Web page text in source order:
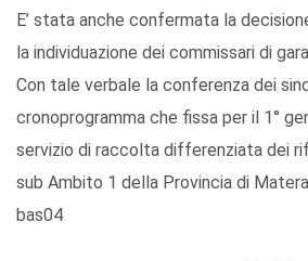
E’ stata anche confermata la
la individuazione dei commissari di
Con tale verbale la conferenza dei
cronoprogramma che fissa per il 1°
servizio di raccolta differenziata dei
sub Ambito 1 della Provincia di
bas04